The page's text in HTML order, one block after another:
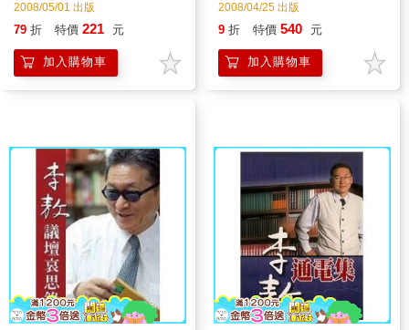
2008/05/01 出版
79 折 特價 221 元
加入購物車
2008/04/25 出版
9 折 特價 540 元
加入購物車